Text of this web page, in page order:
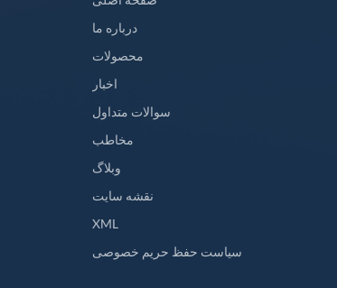
درباره ما
محصولات
اخبار
سوالات متداول
مخاطب
وبلاگ
نقشه سایت
XML
سیاست حفظ حریم خصوصی